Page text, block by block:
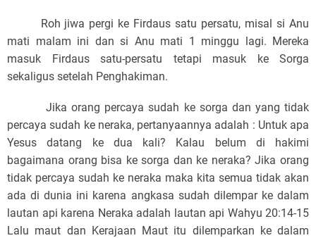
Roh jiwa pergi ke Firdaus satu persatu, misal si Anu
mati malam ini dan si Anu mati 1 minggu lagi. Mereka
masuk Firdaus satu-persatu tetapi masuk ke Sorga
sekaligus setelah Penghakiman.
Jika orang percaya sudah ke sorga dan yang tidak
percaya sudah ke neraka, pertanyaannya adalah : Untuk apa
Yesus datang ke dua kali? Kalau belum di hakimi
bagaimana orang bisa ke sorga dan ke neraka? Jika orang
tidak percaya sudah ke neraka maka kita semua tidak akan
ada di dunia ini karena angkasa sudah dilempar ke dalam
lautan api karena Neraka adalah lautan api Wahyu 20:14-15
Lalu maut dan Kerajaan Maut itu dilemparkan ke dalam